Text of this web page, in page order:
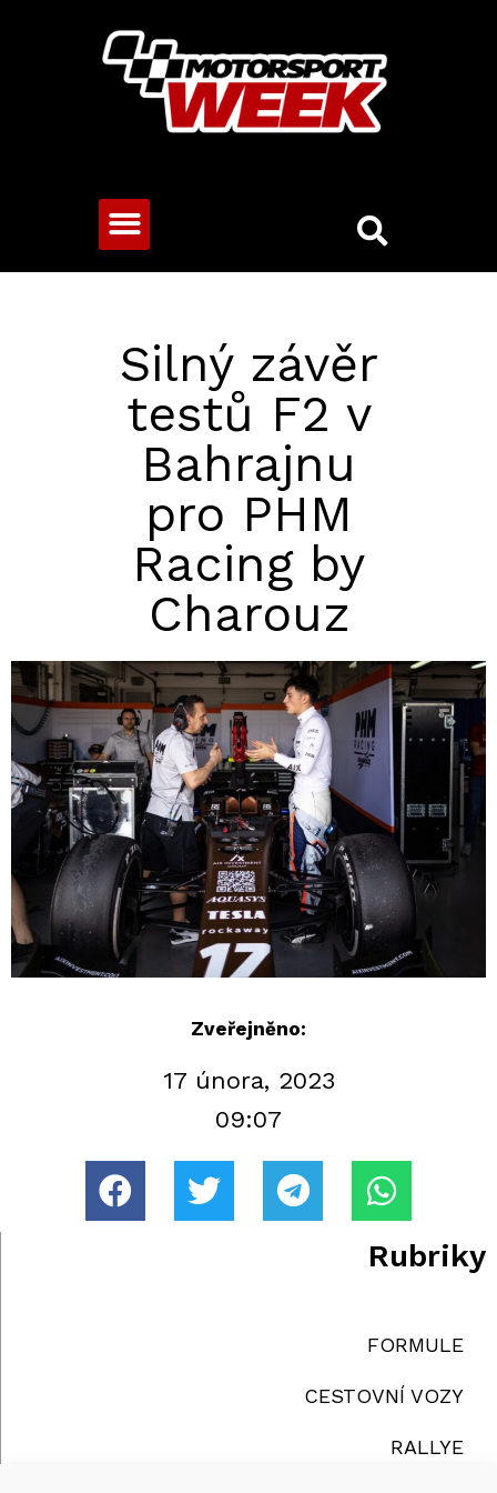
Silný závěr
testů F2 v
Bahrajnu
pro PHM
Racing by
Charouz
Zveřejněno:
17 února, 2023
09:07
Rubriky
FORMULE
CESTOVNÍ VOZY
RALLYE